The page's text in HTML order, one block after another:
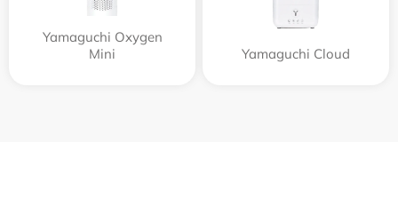
Yamaguchi Oxygen
Mini
Yamaguchi Cloud